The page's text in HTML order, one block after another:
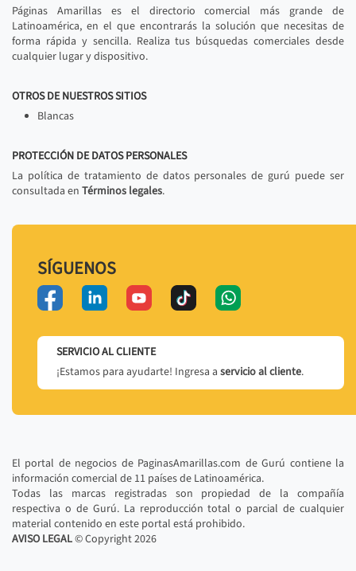
Páginas Amarillas es el directorio comercial más grande de
Latinoamérica, en el que encontrarás la solución que necesitas de
forma rápida y sencilla. Realiza tus búsquedas comerciales desde
cualquier lugar y dispositivo.
OTROS DE NUESTROS SITIOS
Blancas
PROTECCIÓN DE DATOS PERSONALES
La política de tratamiento de datos personales de gurú puede ser
consultada en Términos legales.
SÍGUENOS
SERVICIO AL CLIENTE
¡Estamos para ayudarte! Ingresa a servicio al cliente.
El portal de negocios de PaginasAmarillas.com de Gurú contiene la
información comercial de 11 países de Latinoamérica.
Todas las marcas registradas son propiedad de la compañía
respectiva o de Gurú. La reproducción total o parcial de cualquier
material contenido en este portal está prohibido.
AVISO LEGAL© Copyright2026